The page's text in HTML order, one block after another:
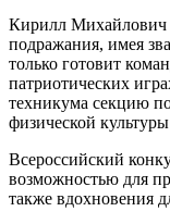
Кирилл Михайлович
подражания, имея
только готовит
патриотических
техникума секцию
физической
Всероссийский
возможностью для
также вдохновения